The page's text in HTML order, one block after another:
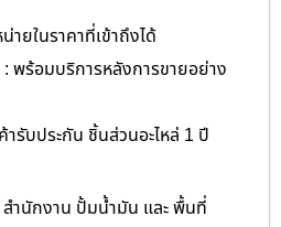
ายในราคาที่เข้าถึงได้
พร้อมบริการหลังการขายอย่าง
รับประกัน ชิ้นส่วนอะไหล่ 1 ปี
สำนักงาน ปั้มน้ำมัน และ พื้นที่